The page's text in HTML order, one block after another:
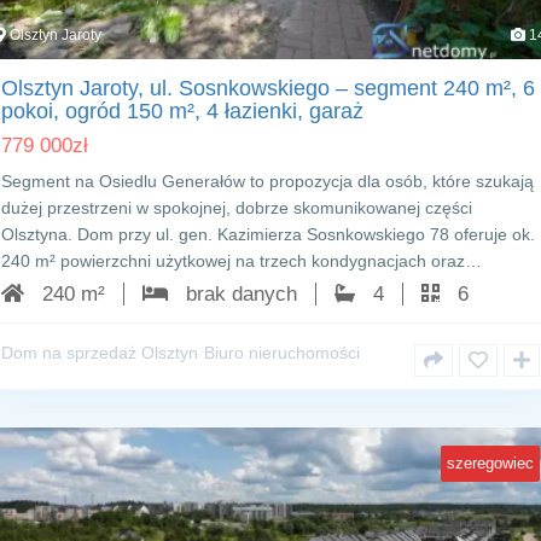
Olsztyn Jaroty
Olsztyn Jaroty, ul. Sosnkowskiego – segment 240 m², 6
pokoi, ogród 150 m², 4 łazienki, garaż
779 000zł
Segment na Osiedlu Generałów to propozycja dla osób, które szukają
dużej przestrzeni w spokojnej, dobrze skomunikowanej części
Olsztyna. Dom przy ul. gen. Kazimierza Sosnkowskiego 78 oferuje ok.
240 m² powierzchni użytkowej na trzech kondygnacjach oraz…
240 m² brak danych 4 6
Dom na sprzedaż Olsztyn Biuro nieruchomości
szeregowiec